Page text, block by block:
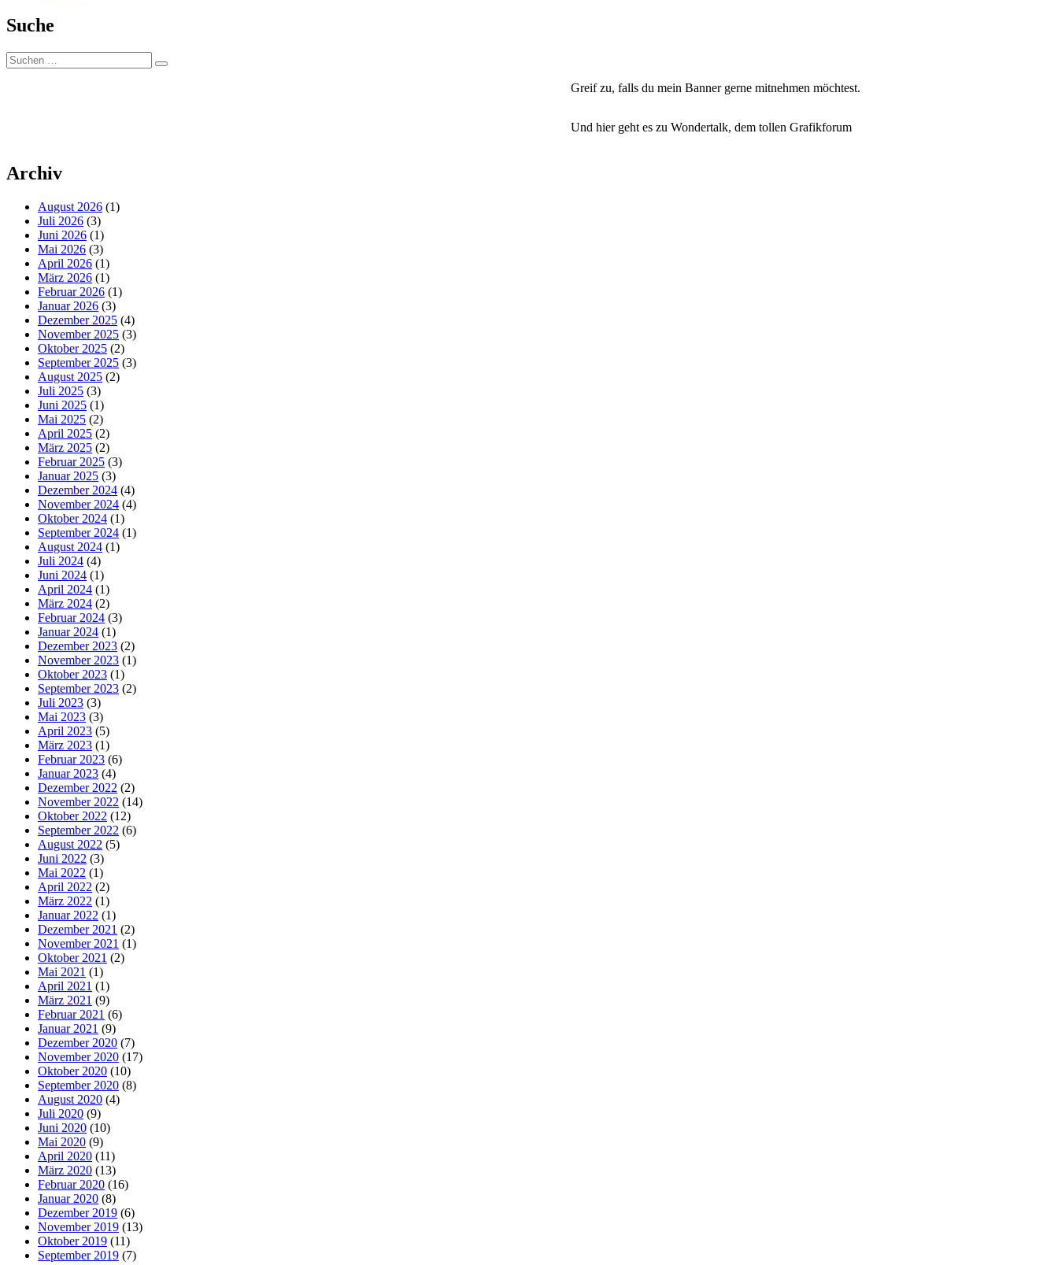
Suche
Suchen
nach:
Suchen
Greif zu, falls du mein Banner gerne mitnehmen möchtest.
Und hier geht es zu Wondertalk, dem tollen Grafikforum
Archiv
August 2026 (1)
Juli 2026 (3)
Juni 2026 (1)
Mai 2026 (3)
April 2026 (1)
März 2026 (1)
Februar 2026 (1)
Januar 2026 (3)
Dezember 2025 (4)
November 2025 (3)
Oktober 2025 (2)
September 2025 (3)
August 2025 (2)
Juli 2025 (3)
Juni 2025 (1)
Mai 2025 (2)
April 2025 (2)
März 2025 (2)
Februar 2025 (3)
Januar 2025 (3)
Dezember 2024 (4)
November 2024 (4)
Oktober 2024 (1)
September 2024 (1)
August 2024 (1)
Juli 2024 (4)
Juni 2024 (1)
April 2024 (1)
März 2024 (2)
Februar 2024 (3)
Januar 2024 (1)
Dezember 2023 (2)
November 2023 (1)
Oktober 2023 (1)
September 2023 (2)
Juli 2023 (3)
Mai 2023 (3)
April 2023 (5)
März 2023 (1)
Februar 2023 (6)
Januar 2023 (4)
Dezember 2022 (2)
November 2022 (14)
Oktober 2022 (12)
September 2022 (6)
August 2022 (5)
Juni 2022 (3)
Mai 2022 (1)
April 2022 (2)
März 2022 (1)
Januar 2022 (1)
Dezember 2021 (2)
November 2021 (1)
Oktober 2021 (2)
Mai 2021 (1)
April 2021 (1)
März 2021 (9)
Februar 2021 (6)
Januar 2021 (9)
Dezember 2020 (7)
November 2020 (17)
Oktober 2020 (10)
September 2020 (8)
August 2020 (4)
Juli 2020 (9)
Juni 2020 (10)
Mai 2020 (9)
April 2020 (11)
März 2020 (13)
Februar 2020 (16)
Januar 2020 (8)
Dezember 2019 (6)
November 2019 (13)
Oktober 2019 (11)
September 2019 (7)